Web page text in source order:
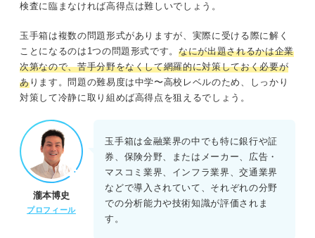
検査に臨まなければ高得点は難しいでしょう。
玉手箱は複数の問題形式がありますが、実際に受ける際に解く
ことになるのは1つの問題形式です。なにが出題されるかは企業
次第なので、苦手分野をなくして網羅的に対策しておく必要が
あります。問題の難易度は中学〜高校レベルのため、しっかり
対策して冷静に取り組めば高得点を狙えるでしょう。
瀧本博史
プロフィール
玉手箱は金融業界の中でも特に銀行や証
券、保険分野、またはメーカー、広告・
マスコミ業界、インフラ業界、交通業界
などで導入されていて、それぞれの分野
での分析能力や技術知識が評価されま
す。